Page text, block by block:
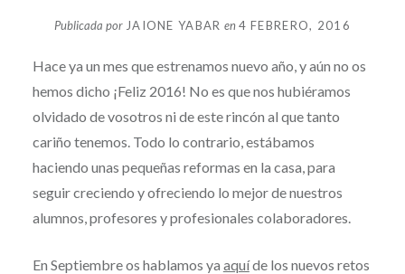
Publicada por JAIONE YABAR en4 FEBRERO, 2016
Hace ya un mes que estrenamos nuevo año, y aún no os
hemos dicho ¡Feliz 2016! No es que nos hubiéramos
olvidado de vosotros ni de este rincón al que tanto
cariño tenemos. Todo lo contrario, estábamos
haciendo unas pequeñas reformas en la casa, para
seguir creciendo y ofreciendo lo mejor de nuestros
alumnos, profesores y profesionales colaboradores.
En Septiembre os hablamos ya aquíde los nuevos retos